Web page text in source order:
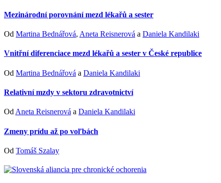
Mezinárodní porovnání mezd lékařů a sester
Od Martina Bednářová, Aneta Reisnerová a Daniela Kandilaki
Vnitřní diferenciace mezd lékařů a sester v České republice
Od Martina Bednářová a Daniela Kandilaki
Relativní mzdy v sektoru zdravotnictví
Od Aneta Reisnerová a Daniela Kandilaki
Zmeny prídu až po voľbách
Od Tomáš Szalay